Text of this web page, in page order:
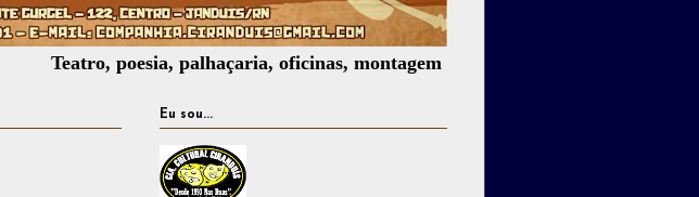
poesia, palhaçaria, oficinas, montagem de espetáculos, assessoria cultural,
Eu sou...